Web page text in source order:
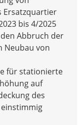
Ersatzquartier
bis 4/2025
Abbruch der
Neubau von
für stationierte
auf
des